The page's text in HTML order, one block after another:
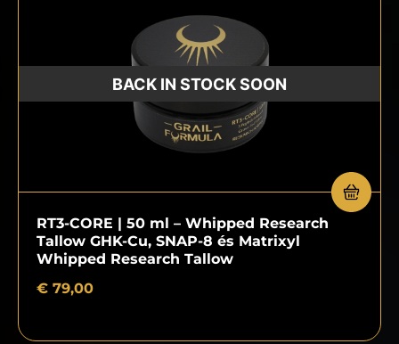
RT3-CORE | 50 ml – Whipped Research
Tallow GHK-Cu, SNAP-8 és Matrixyl
Whipped Research Tallow
€ 79,00